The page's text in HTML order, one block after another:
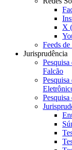
X
Feeds
Jurisprudência
Falcão